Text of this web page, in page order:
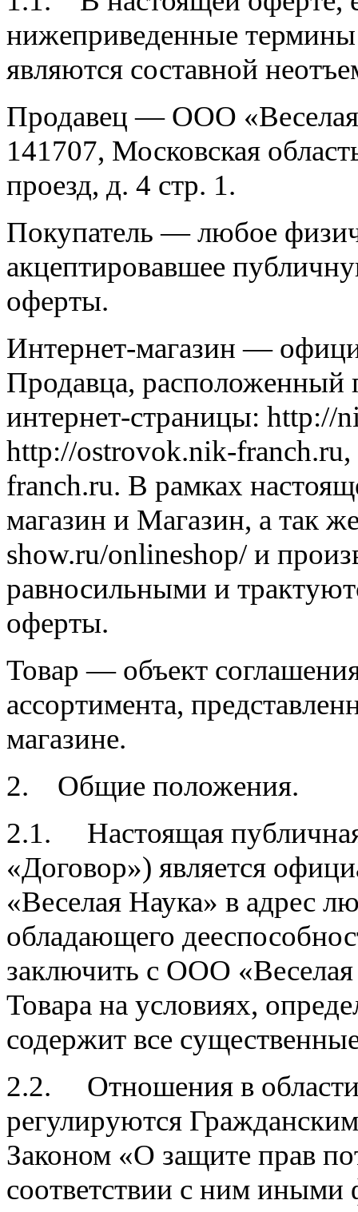
нижеприведенные
являются составной
Продавец — ООО
141707, Московская
проезд, д. 4 стр. 1.
Покупатель — любое
акцептировавшее
оферты.
Интернет-магазин —
Продавца, расположенный
интернет-страницы:
http://ostrovok.nik-
franch.ru. В рамках
магазин и Магазин, а так
show.ru/onlineshop/ и
равносильными и
оферты.
Товар — объект
ассортимента,
магазине.
2. Общие положения.
2.1. Настоящая
«Договор») является
«Веселая Наука» в адрес
обладающего
заключить с ООО
Товара на условиях,
содержит все
2.2. Отношения в области
регулируются
Законом «О защите прав
соответствии с ним